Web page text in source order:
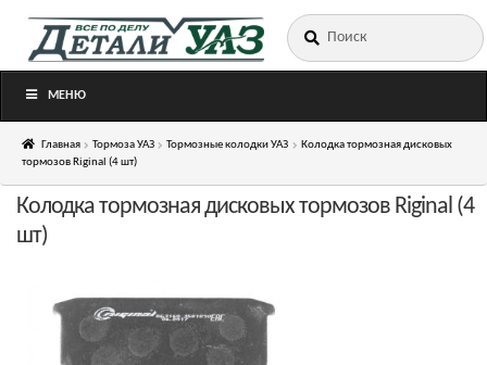
Перейти
Перейти
Искать:
МЕНЮ
Главная Тормоза УАЗ Тормозные колодки УАЗ
Колодка тормозная дисковых
тормозов Riginal (4 шт)
Колодка тормозная дисковых тормозов Riginal (4
шт)